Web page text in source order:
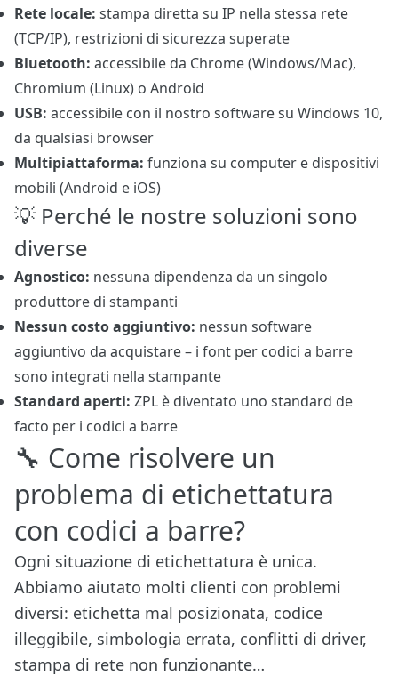
Rete locale: stampa diretta su IP nella stessa rete
(TCP/IP), restrizioni di sicurezza superate
Bluetooth: accessibile da Chrome (Windows/Mac),
Chromium (Linux) o Android
USB: accessibile con il nostro software su Windows 10,
da qualsiasi browser
Multipiattaforma: funziona su computer e dispositivi
mobili (Android e iOS)
💡 Perché le nostre soluzioni sono
diverse
Agnostico: nessuna dipendenza da un singolo
produttore di stampanti
Nessun costo aggiuntivo: nessun software
aggiuntivo da acquistare – i font per codici a barre
sono integrati nella stampante
Standard aperti: ZPL è diventato uno standard de
facto per i codici a barre
🔧 Come risolvere un
problema di etichettatura
con codici a barre?
Ogni situazione di etichettatura è unica.
Abbiamo aiutato molti clienti con problemi
diversi: etichetta mal posizionata, codice
illeggibile, simbologia errata, conflitti di driver,
stampa di rete non funzionante…